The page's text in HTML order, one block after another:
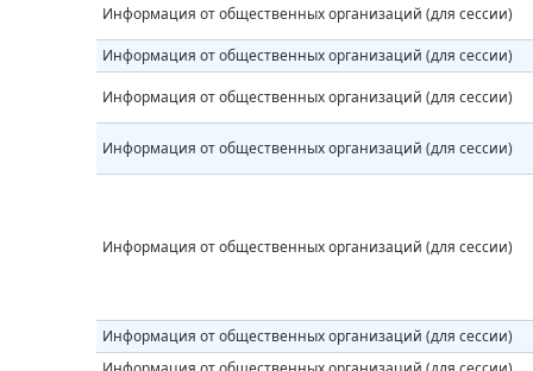
Информация от общественных организаций (для сессии)
Информация от общественных организаций (для сессии)
Информация от общественных организаций (для сессии)
Информация от общественных организаций (для сессии)
Информация от общественных организаций (для сессии)
Информация от общественных организаций (для сессии)